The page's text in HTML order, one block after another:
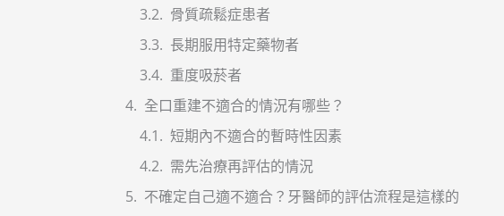
骨質疏鬆症患者
長期服用特定藥物者
重度吸菸者
全口重建不適合的情況有哪些？
短期內不適合的暫時性因素
需先治療再評估的情況
不確定自己適不適合？牙醫師的評估流程是這樣的